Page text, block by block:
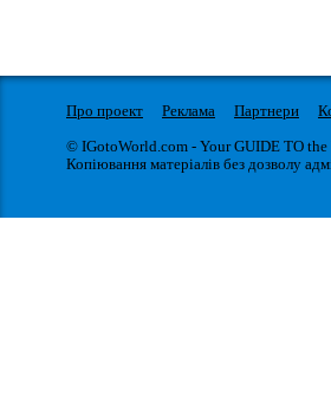
Про проект Реклама Партнери
© IGotoWorld.com - Your GUIDE TO the
Копіювання матеріалів без дозволу